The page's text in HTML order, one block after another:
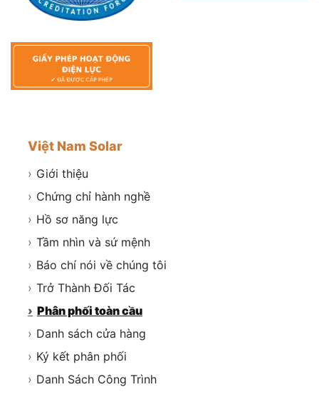
Việt Nam Solar
› Giới thiệu
› Chứng chỉ hành nghề
› Hồ sơ năng lực
› Tầm nhìn và sứ mệnh
› Báo chí nói về chúng tôi
› Trở Thành Đối Tác
› Phân phối toàn cầu
› Danh sách cửa hàng
› Ký kết phân phối
› Danh Sách Công Trình